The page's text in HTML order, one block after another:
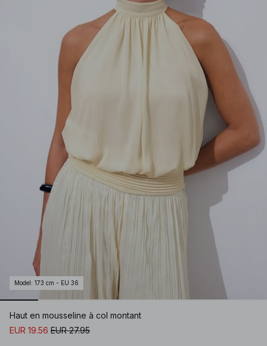
Model : 173 cm - EU 36
Haut en mousseline à col montant
EUR 19.56 EUR 27.95